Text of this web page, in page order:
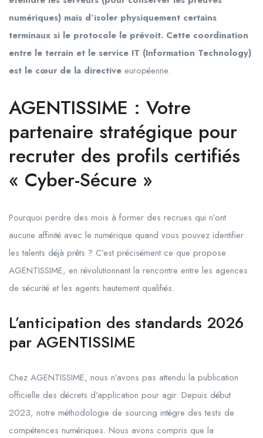
numériques) mais d’isoler physiquement certains
terminaux si le protocole le prévoit. Cette coordination
entre le terrain et le service IT (Information Technology)
est le cœur de la directive européenne.
AGENTISSIME : Votre
partenaire stratégique pour
recruter des profils certifiés
« Cyber-Sécure »
Pourquoi perdre des mois à former des recrues qui n’ont
aucune affinité avec le numérique quand vous pouvez identifier
les talents déjà prêts ? C’est précisément ce que propose
AGENTISSIME, en révolutionnant la rencontre entre les agences
de sécurité et les agents hautement qualifiés.
L’anticipation des standards 2026
par AGENTISSIME
Chez AGENTISSIME, nous n’avons pas attendu la publication
officielle des décrets d’application pour agir. Depuis début
2023, notre méthodologie de sourcing intègre des tests de
compétences numériques. Nous avons compris que la